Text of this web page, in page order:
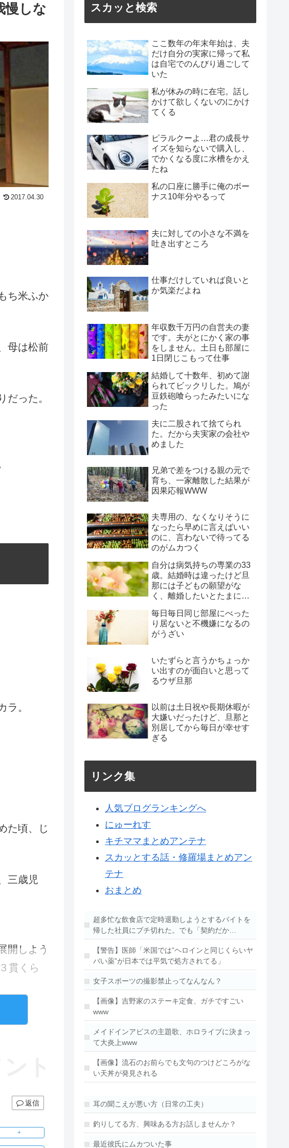
慢しな
2017.04.30
ち米ふか
母は松前
った。
ラ。
た頃、じ
三歳児
開しよう
貫くら
返信
スカッと検索
ここ数年の年末年始は、夫
だけ自分の実家に帰って私
は自宅でのんびり過ごして
いた
私が休みの時に在宅。話し
かけて欲しくないのにかけ
てくる
ピラルクーよ…君の成長サ
イズを知らないで購入し、
でかくなる度に水槽をかえ
たね
私の口座に勝手に俺のボー
ナス10年分やるって
夫に対しての小さな不満を
吐き出すところ
仕事だけしていれば良いと
か気楽だよね
年収数千万円の自営夫の妻
です。夫がとにかく家の事
をしません。土日も部屋に
1日閉じこもって仕事
結婚して十数年、初めて謝
られてビックリした。鳩が
豆鉄砲喰らったみたいにな
った
夫に二股されて捨てられ
た。だから夫実家の会社や
めました
兄弟で差をつける親の元で
育ち、一家離散した結果が
因果応報WWW
夫専用の、なくなりそうに
なったら早めに言えばいい
のに、言わないで待ってる
のがムカつく
自分は病気持ちの専業の33
歳。結婚時は違ったけど旦
那には子どもの願望がな
く、離婚したいとたまに言
してる
毎日毎日同じ部屋にべった
り居ないと不機嫌になるの
がうざい
いたずらと言うかちょっか
い出すのが面白いと思って
るウザ旦那
以前は土日祝や長期休暇が
大嫌いだったけど、旦那と
別居してから毎日が幸せす
ぎる
リンク集
人気ブログランキングへ
にゅーれす
キチママまとめアンテナ
スカッとする話・修羅場まとめアン
テナ
おまとめ
超多忙な飲食店で定時退勤しようとするバイトを
帰した社員にブチ切れた。でも「契約だか…
【警告】医師「米国では”ヘロインと同じくらいヤ
バい薬”が日本では平気で処方されてる」
女子スポーツの撮影禁止ってなんなん？
【画像】吉野家のステーキ定食、ガチですごい
www
メイドインアビスの主題歌、ホロライブに決まっ
て大炎上www
【画像】流石のお前らでも文句のつけどころがな
い天丼が発見される
耳の聞こえが悪い方（日常の工夫）
釣りしてる方、興味ある方お話しませんか？
最近彼氏にムカついた事